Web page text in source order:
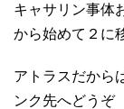
キャサリン事体
から始めて２に
アトラスだから
ンク先へどうぞ